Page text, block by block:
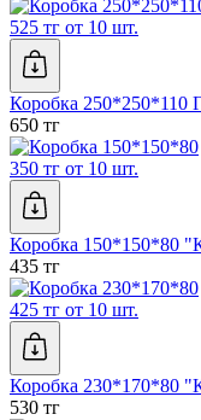
525 тг от 10 шт.
Коробка
650 тг
350 тг от 10 шт.
Коробка 150*150*80
435 тг
425 тг от 10 шт.
Коробка 230*170*80
530 тг